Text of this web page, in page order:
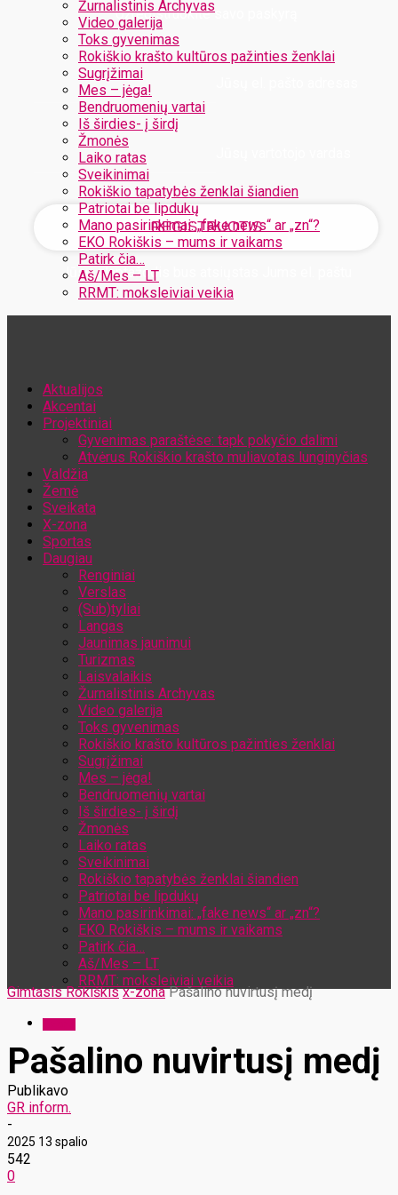
Žurnalistinis Archyvas
Video galerija
Toks gyvenimas
Rokiškio krašto kultūros pažinties ženklai
Sugrįžimai
Mes – jėga!
Bendruomenių vartai
Iš širdies- į širdį
Žmonės
Laiko ratas
Sveikinimai
Rokiškio tapatybės ženklai šiandien
Patriotai be lipdukų
Mano pasirinkimai: „fake news“ ar „zn“?
EKO Rokiškis – mums ir vaikams
Patirk čia…
Aš/Mes – LT
RRMT: moksleiviai veikia
Užregistruokite savo paskyrą
Jūsų slaptažodis bus atsiųstas Jums el. paštu
Aktualijos
Akcentai
Projektiniai
Gyvenimas paraštėse: tapk pokyčio dalimi
Atvėrus Rokiškio krašto muliavotas lunginyčias
Valdžia
Žemė
Sveikata
X-zona
Sportas
Daugiau
Renginiai
Verslas
(Sub)tyliai
Langas
Jaunimas jaunimui
Turizmas
Laisvalaikis
Žurnalistinis Archyvas
Video galerija
Toks gyvenimas
Rokiškio krašto kultūros pažinties ženklai
Sugrįžimai
Mes – jėga!
Bendruomenių vartai
Iš širdies- į širdį
Žmonės
Laiko ratas
Sveikinimai
Rokiškio tapatybės ženklai šiandien
Patriotai be lipdukų
Mano pasirinkimai: „fake news“ ar „zn“?
EKO Rokiškis – mums ir vaikams
Patirk čia…
Aš/Mes – LT
RRMT: moksleiviai veikia
Gimtasis Rokiškis x-zona Pašalino nuvirtusį medį
Pašalino nuvirtusį medį
Publikavo
GR inform.
-
2025 13 spalio
542
0